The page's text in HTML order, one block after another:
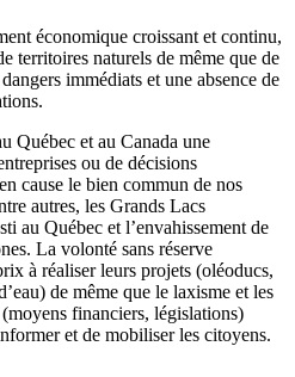
économique croissant et continu,
territoires naturels de même que de
immédiats et une absence de
Québec et au Canada une
ou de décisions
cause le bien commun de nos
autres, les Grands Lacs
au Québec et l’envahissement de
La volonté sans réserve
à réaliser leurs projets (oléoducs,
de même que le laxisme et les
financiers, législations)
et de mobiliser les citoyens.